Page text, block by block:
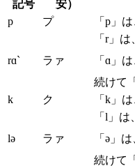
記号
安）
p プ 「p」
rɑ` ラァ
「r」
「ɑ」
続けて
k
ク 「k」
lə ラァ
「l」
「ə」
続けて